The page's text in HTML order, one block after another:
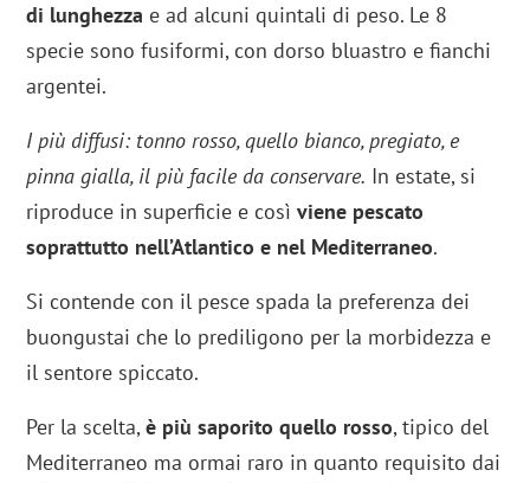
di lunghezza e ad alcuni quintali di peso. Le 8
specie sono fusiformi, con dorso bluastro e fianchi
argentei.
I più diffusi: tonno rosso, quello bianco, pregiato, e
pinna gialla, il più facile da conservare. In estate, si
riproduce in superficie e così viene pescato
soprattutto nell’Atlantico e nel Mediterraneo.
Si contende con il pesce spada la preferenza dei
buongustai che lo prediligono per la morbidezza e
il sentore spiccato.
Per la scelta,è più saporito quello rosso, tipico del
Mediterraneo ma ormai raro in quanto requisito dai